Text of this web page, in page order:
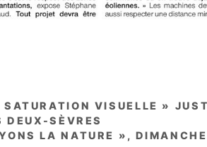
SATURATION VISUELLE »
DEUX-SÈVRES
LA NATURE »,